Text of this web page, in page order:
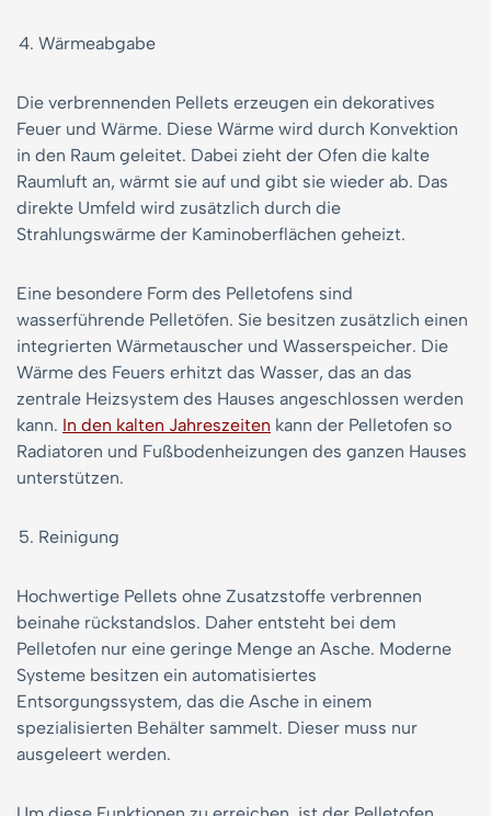
Wärmeabgabe
Die verbrennenden Pellets erzeugen ein dekoratives
Feuer und Wärme. Diese Wärme wird durch Konvektion
in den Raum geleitet. Dabei zieht der Ofen die kalte
Raumluft an, wärmt sie auf und gibt sie wieder ab. Das
direkte Umfeld wird zusätzlich durch die
Strahlungswärme der Kaminoberflächen geheizt.
Eine besondere Form des Pelletofens sind
wasserführende Pelletöfen. Sie besitzen zusätzlich einen
integrierten Wärmetauscher und Wasserspeicher. Die
Wärme des Feuers erhitzt das Wasser, das an das
zentrale Heizsystem des Hauses angeschlossen werden
kann. In den kalten Jahreszeiten kann der Pelletofen so
Radiatoren und Fußbodenheizungen des ganzen Hauses
unterstützen.
Reinigung
Hochwertige Pellets ohne Zusatzstoffe verbrennen
beinahe rückstandslos. Daher entsteht bei dem
Pelletofen nur eine geringe Menge an Asche. Moderne
Systeme besitzen ein automatisiertes
Entsorgungssystem, das die Asche in einem
spezialisierten Behälter sammelt. Dieser muss nur
ausgeleert werden.